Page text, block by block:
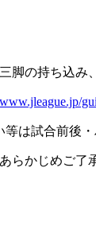
脚の持ち込み
等は試合前後
らかじめご了